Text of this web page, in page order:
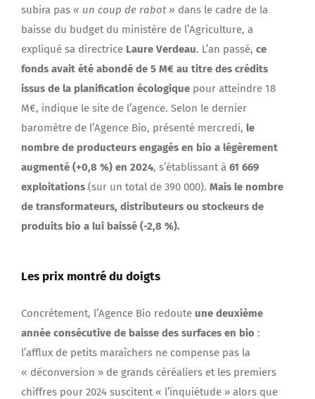
subira pas « un coup de rabot » dans le cadre de la
baisse du budget du ministère de l’Agriculture, a
expliqué sa directrice Laure Verdeau. L’an passé, ce
fonds avait été abondé de 5 M€ au titre des crédits
issus de la planification écologique pour atteindre 18
M€, indique le site de l’agence. Selon le dernier
baromètre de l’Agence Bio, présenté mercredi, le
nombre de producteurs engagés en bio a légèrement
augmenté (+0,8 %) en 2024, s’établissant à 61 669
exploitations (sur un total de 390 000). Mais le nombre
de transformateurs, distributeurs ou stockeurs de
produits bio a lui baissé (-2,8 %).
Les prix montré du doigts
Concrètement, l’Agence Bio redoute une deuxième
année consécutive de baisse des surfaces en bio :
l’afflux de petits maraîchers ne compense pas la
« déconversion » de grands céréaliers et les premiers
chiffres pour 2024 suscitent « l’inquiétude » alors que